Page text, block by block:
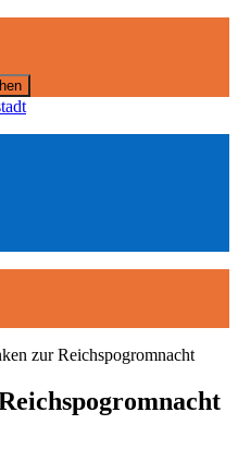
zur Reichspogromnacht